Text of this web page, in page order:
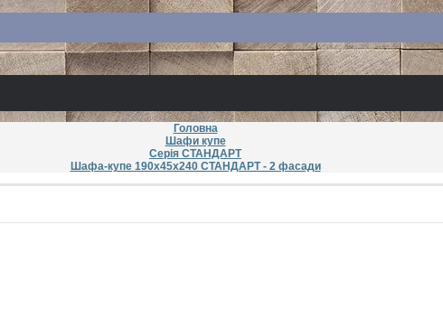
Головна
Шафи купе
Серія СТАНДАРТ
Шафа-купе 190х45х240 СТАНДАРТ - 2 фасади